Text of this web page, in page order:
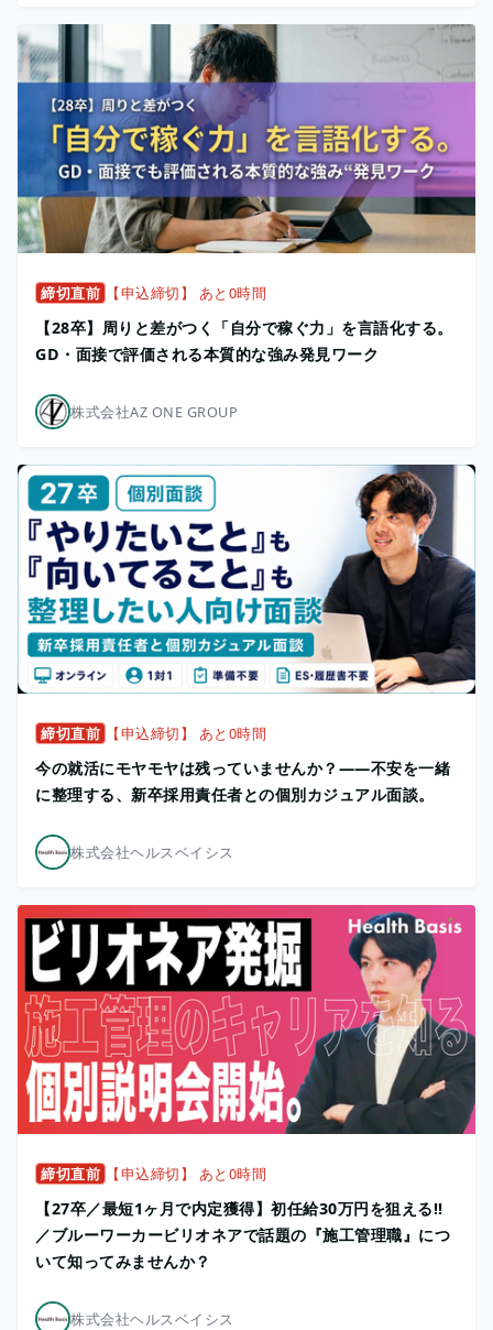
締切直前 【申込締切】 あと0時間
【28卒】周りと差がつく「自分で稼ぐ力」を言語化する。
GD・面接で評価される本質的な強み発見ワーク
株式会社AZ ONE GROUP
締切直前 【申込締切】 あと0時間
今の就活にモヤモヤは残っていませんか？——不安を一緒
に整理する、新卒採用責任者との個別カジュアル面談。
株式会社ヘルスベイシス
締切直前 【申込締切】 あと0時間
【27卒／最短1ヶ月で内定獲得】初任給30万円を狙える!!
／ブルーワーカービリオネアで話題の『施工管理職』につ
いて知ってみませんか？
株式会社ヘルスベイシス